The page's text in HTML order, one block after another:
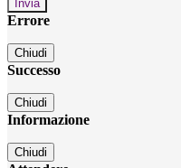
Errore
Chiudi
Successo
Chiudi
Informazione
Chiudi